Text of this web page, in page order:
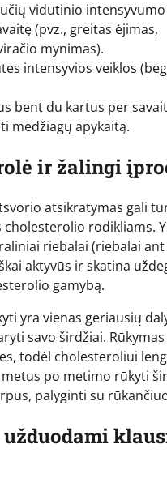
vidutinio
(pvz., greitas ėjimas,
mynimas).
intensyvios veiklos
bent du kartus per
medžiagų apykaitą.
ir žalingi
atsikratymas gali
rodikliams.
riebalai (riebalai ant
aktyvūs ir skatina
gamybą.
yra vienas geriausių
savo širdžiai.
todėl cholesteroliui
po metimo rūkyti
palyginti su